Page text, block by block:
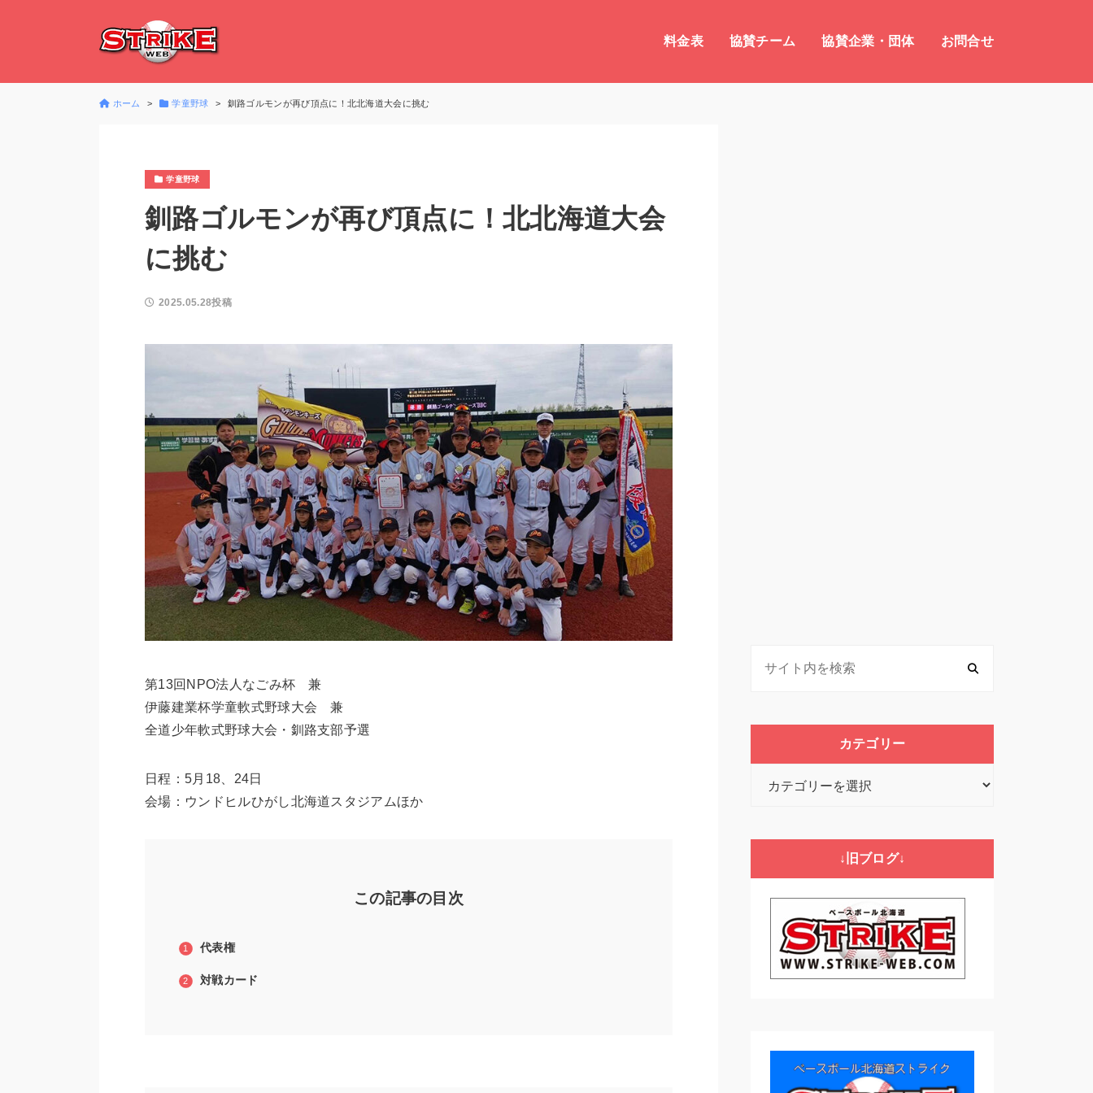
料金表 協賛チーム 協賛企業・団体 お問合せ
ホーム 学童野球 釧路ゴルモンが再び頂点に！北北海道大会に挑む
学童野球
釧路ゴルモンが再び頂点に！北北海道大会
に挑む
2025.05.28投稿
第13回NPO法人なごみ杯 兼
伊藤建業杯学童軟式野球大会 兼
全道少年軟式野球大会・釧路支部予選
日程：5月18、24日
会場：ウンドヒルひがし北海道スタジアムほか
この記事の目次
代表権
対戦カード
カテゴリー
リ
↓旧ブログ↓